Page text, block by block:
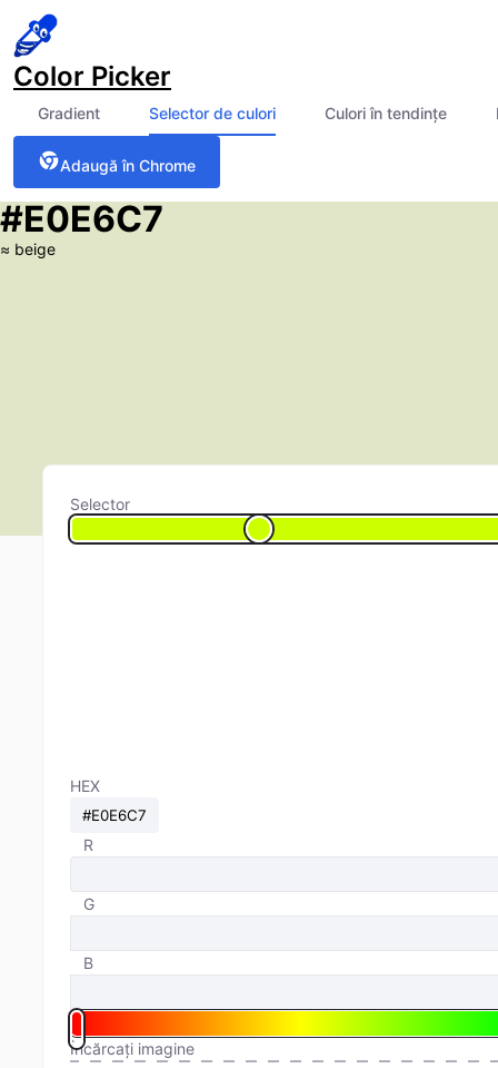
Color Picker
Gradient Selector de culori Culori în tendințe
Adaugă în Chrome
#E0E6C7
≈ beige
Selector
HEX
R
G
B
Încărcați imagine